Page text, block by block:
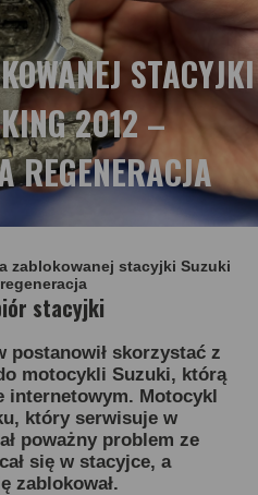
STACYJKI
2012 –
REGENERACJA
zablokowanej stacyjki Suzuki
stacyjki
postanowił skorzystać z
motocykli Suzuki, którą
internetowym. Motocykl
który serwisuje w
poważny problem ze
się w stacyjce, a
zablokował.